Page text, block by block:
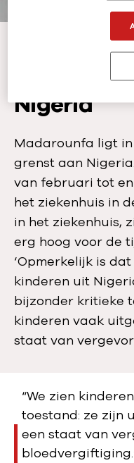
In Niger zijn onze teams
kinderen met ondervoeding.-
De grens
Nigeria
Madarounfa ligt
grenst aan
van februari tot
het ziekenhuis in
in het ziekenhuis,
erg hoog voor de
‘Opmerkelijk is
kinderen uit
bijzonder kritieke
kinderen vaak
staat van
“We zien
toestand: ze zijn
een staat van